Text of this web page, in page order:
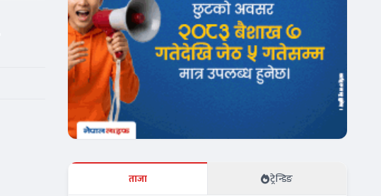
ताजा ट्रेन्डिङ